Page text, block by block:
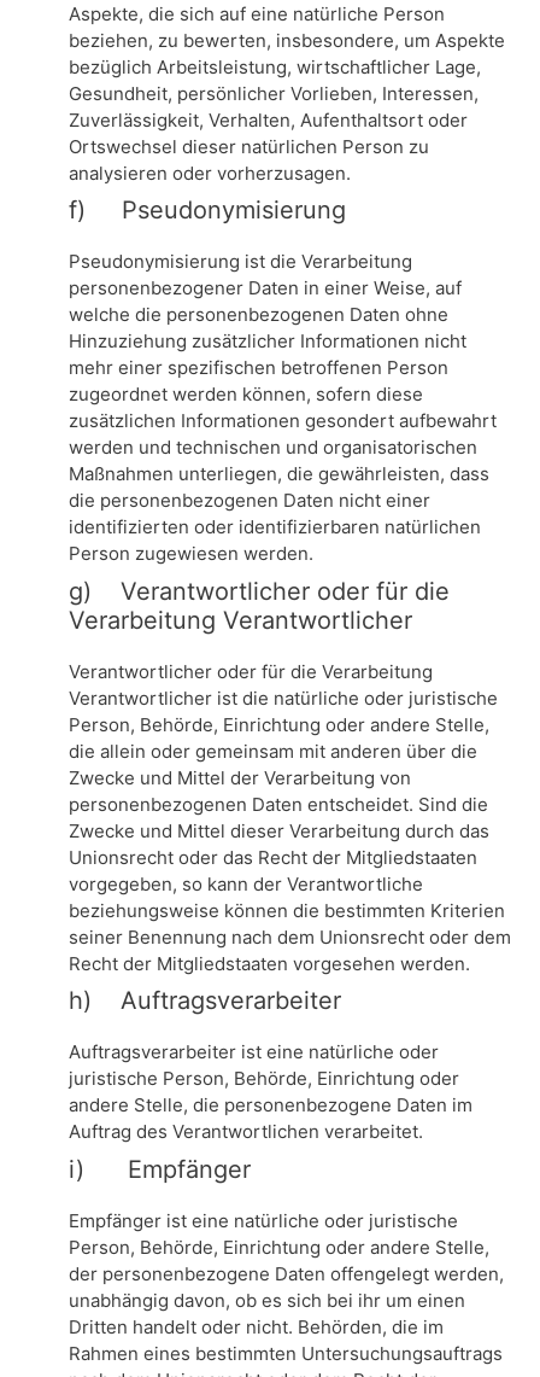
Aspekte, die sich auf eine natürliche Person
beziehen, zu bewerten, insbesondere, um Aspekte
bezüglich Arbeitsleistung, wirtschaftlicher Lage,
Gesundheit, persönlicher Vorlieben, Interessen,
Zuverlässigkeit, Verhalten, Aufenthaltsort oder
Ortswechsel dieser natürlichen Person zu
analysieren oder vorherzusagen.
f) Pseudonymisierung
Pseudonymisierung ist die Verarbeitung
personenbezogener Daten in einer Weise, auf
welche die personenbezogenen Daten ohne
Hinzuziehung zusätzlicher Informationen nicht
mehr einer spezifischen betroffenen Person
zugeordnet werden können, sofern diese
zusätzlichen Informationen gesondert aufbewahrt
werden und technischen und organisatorischen
Maßnahmen unterliegen, die gewährleisten, dass
die personenbezogenen Daten nicht einer
identifizierten oder identifizierbaren natürlichen
Person zugewiesen werden.
g) Verantwortlicher oder für die
Verarbeitung Verantwortlicher
Verantwortlicher oder für die Verarbeitung
Verantwortlicher ist die natürliche oder juristische
Person, Behörde, Einrichtung oder andere Stelle,
die allein oder gemeinsam mit anderen über die
Zwecke und Mittel der Verarbeitung von
personenbezogenen Daten entscheidet. Sind die
Zwecke und Mittel dieser Verarbeitung durch das
Unionsrecht oder das Recht der Mitgliedstaaten
vorgegeben, so kann der Verantwortliche
beziehungsweise können die bestimmten Kriterien
seiner Benennung nach dem Unionsrecht oder dem
Recht der Mitgliedstaaten vorgesehen werden.
h) Auftragsverarbeiter
Auftragsverarbeiter ist eine natürliche oder
juristische Person, Behörde, Einrichtung oder
andere Stelle, die personenbezogene Daten im
Auftrag des Verantwortlichen verarbeitet.
i) Empfänger
Empfänger ist eine natürliche oder juristische
Person, Behörde, Einrichtung oder andere Stelle,
der personenbezogene Daten offengelegt werden,
unabhängig davon, ob es sich bei ihr um einen
Dritten handelt oder nicht. Behörden, die im
Rahmen eines bestimmten Untersuchungsauftrags